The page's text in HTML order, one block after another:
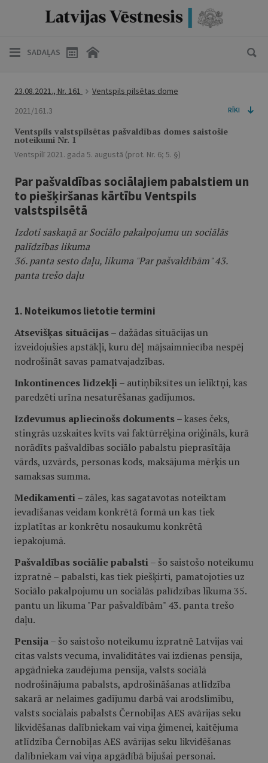
SADAĻAS
23.08.2021., Nr. 161
Ventspils pilsētas dome
2021/161.3
RĪKI
Ventspils valstspilsētas pašvaldības domes saistošie
noteikumi Nr. 1
Ventspilī 2021. gada 5. augustā (prot. Nr. 6; 5. §)
Par pašvaldības sociālajiem pabalstiem un
to piešķiršanas kārtību Ventspils
valstspilsētā
Izdoti saskaņā ar Sociālo pakalpojumu un sociālās
palīdzības likuma
36. panta sesto daļu, likuma "Par pašvaldībām" 43.
panta trešo daļu
1. Noteikumos lietotie termini
Atsevišķas situācijas– dažādas situācijas un
izveidojušies apstākļi, kuru dēļ mājsaimniecība nespēj
nodrošināt savas pamatvajadzības.
Inkontinences līdzekļi– autiņbiksītes un ieliktņi, kas
paredzēti urīna nesaturēšanas gadījumos.
Izdevumus apliecinošs dokuments– kases čeks,
stingrās uzskaites kvīts vai faktūrrēķina oriģināls, kurā
norādīts pašvaldības sociālo pabalstu pieprasītāja
vārds, uzvārds, personas kods, maksājuma mērķis un
samaksas summa.
Medikamenti– zāles, kas sagatavotas noteiktam
ievadīšanas veidam konkrētā formā un kas tiek
izplatītas ar konkrētu nosaukumu konkrētā
iepakojumā.
Pašvaldības sociālie pabalsti– šo saistošo noteikumu
izpratnē – pabalsti, kas tiek piešķirti, pamatojoties uz
Sociālo pakalpojumu un sociālās palīdzības likuma 35.
pantu un likuma "Par pašvaldībām" 43. panta trešo
daļu.
Pensija– šo saistošo noteikumu izpratnē Latvijas vai
citas valsts vecuma, invaliditātes vai izdienas pensija,
apgādnieka zaudējuma pensija, valsts sociālā
nodrošinājuma pabalsts, apdrošināšanas atlīdzība
sakarā ar nelaimes gadījumu darbā vai arodslimību,
valsts sociālais pabalsts Černobiļas AES avārijas seku
likvidēšanas dalībniekam vai viņa ģimenei, kaitējuma
atlīdzība Černobiļas AES avārijas seku likvidēšanas
dalībniekam vai viņa apgādībā bijušai personai.